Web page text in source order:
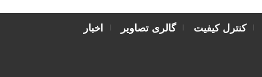
کنترل کیفیت گالری تصاویر اخبار